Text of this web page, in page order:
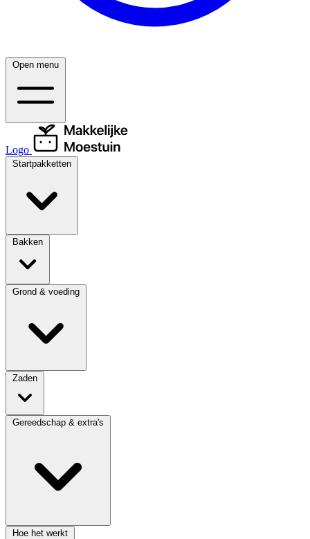
Open menu
Logo
Startpakketten
Bakken
Grond & voeding
Zaden
Gereedschap & extra's
Hoe het werkt